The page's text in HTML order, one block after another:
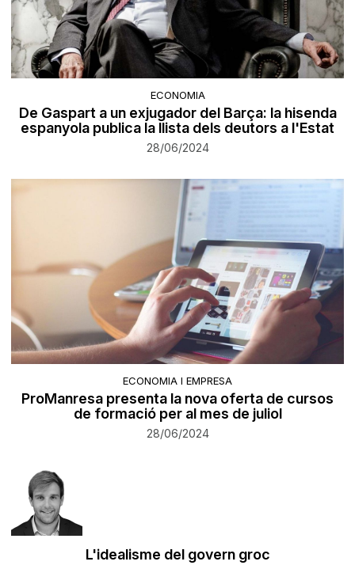
ECONOMIA
De Gaspart a un exjugador del Barça: la hisenda
espanyola publica la llista dels deutors a l'Estat
28/06/2024
ECONOMIA I EMPRESA
ProManresa presenta la nova oferta de cursos
de formació per al mes de juliol
28/06/2024
L'idealisme del govern groc